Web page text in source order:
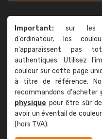
Important: sur les
d'ordinateur, les
n'apparaissent pas
authentiques. Utilisez
couleur sur cette page
à titre de référence.
recommandons d'acheter
physique pour être sûr
avoir un éventail de
(hors TVA).